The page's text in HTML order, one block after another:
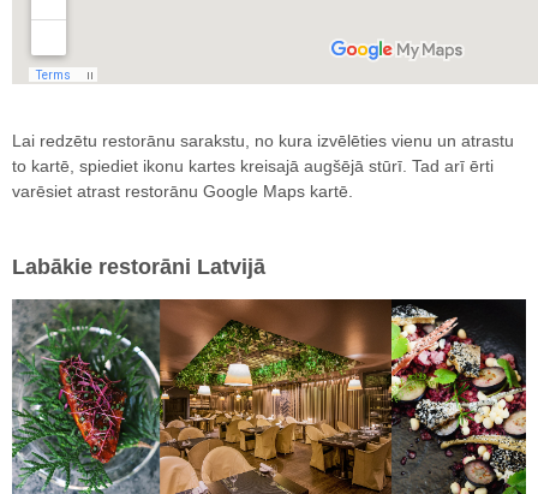
Lai redzētu restorānu sarakstu, no kura izvēlēties vienu un atrastu
to kartē, spiediet ikonu kartes kreisajā augšējā stūrī. Tad arī ērti
varēsiet atrast restorānu Google Maps kartē.
Labākie restorāni Latvijā